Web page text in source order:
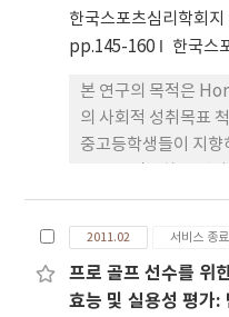
구는 자기보고형 스
선행연구와 이론적 모
석 결과 태도와 행동
력은 남학생 집단에
고, 외향적 성격특성
동 행동 수준이 더 높
한국스포츠심리학회지
pp.145-160
한국스
본 연구의 목적은
의 사회적 성취목표
중고등학생들이 지
이 예비조사
으며, 자료 분석은 기
분석, 확인적 요인분
졌다. 확인적 요인분
숙달, 사회적 수행접
2011.02 서비스 종
프로 골프 선수를 위
효능 및 실용성 평가: